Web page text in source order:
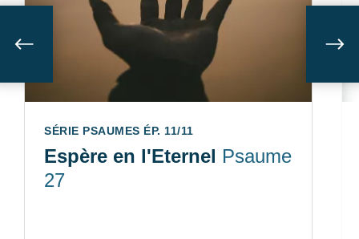
SÉRIE PSAUMES ÉP. 11/11
Espère en l'Eternel Psaume
27